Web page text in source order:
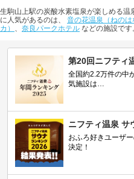
生駒山上駅の炭酸水素塩泉が楽しめる
に人気があるのは、 音の花温泉（ねのは
カ） 、 奈良パークホテル などの施設です
第20回ニフティ
全国約2.2万件の中
気施設は…
ニフティ温泉 サ
おふろ好きユーザ
決定！